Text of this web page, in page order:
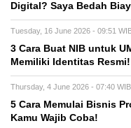
Digital? Saya Bedah
Tuesday, 16 June 2026 - 09:51
3 Cara Buat NIB untuk
Memiliki Identitas Resmi!
Thursday, 4 June 2026 - 07:40 WIB
5 Cara Memulai Bisnis
Kamu Wajib Coba!